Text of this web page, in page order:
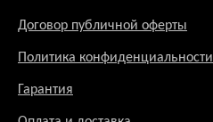
Договор публичной оферты
Политика конфиденциальности
Гарантия